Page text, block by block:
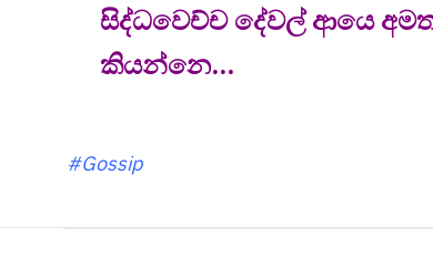
සිද්ධවෙච්ච දේවල් ආයෙ
කියන්නෙ...
#Gossip